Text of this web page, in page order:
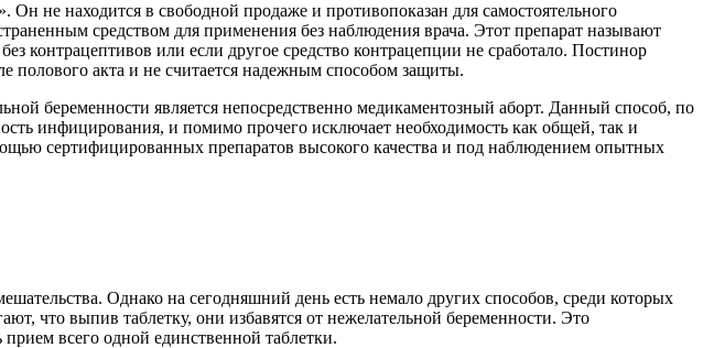
не находится в свободной продаже и противопоказан для самостоятельного
средством для применения без наблюдения врача. Этот препарат называют
контрацептивов или если другое средство контрацепции не сработало. Постинор
полового акта и не считается надежным способом защиты.
беременности является непосредственно медикаментозный аборт. Данный способ, по
инфицирования, и помимо прочего исключает необходимость как общей, так и
сертифицированных препаратов высокого качества и под наблюдением опытных
Однако на сегодняшний день есть немало других способов, среди которых
что выпив таблетку, они избавятся от нежелательной беременности. Это
всего одной единственной таблетки.